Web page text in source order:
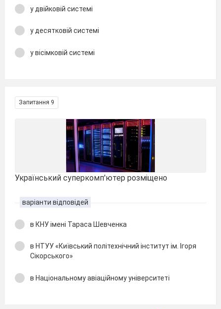
у двійковій системі
у десятковій системі
у вісімковій системі
Запитання 9
Український суперкомп'ютер розміщено
варіанти відповідей
в КНУ імені Тараса Шевченка
в НТУУ «Київський політехнічний інститут ім. Ігоря
Сікорського»
в Національному авіаційному університеті